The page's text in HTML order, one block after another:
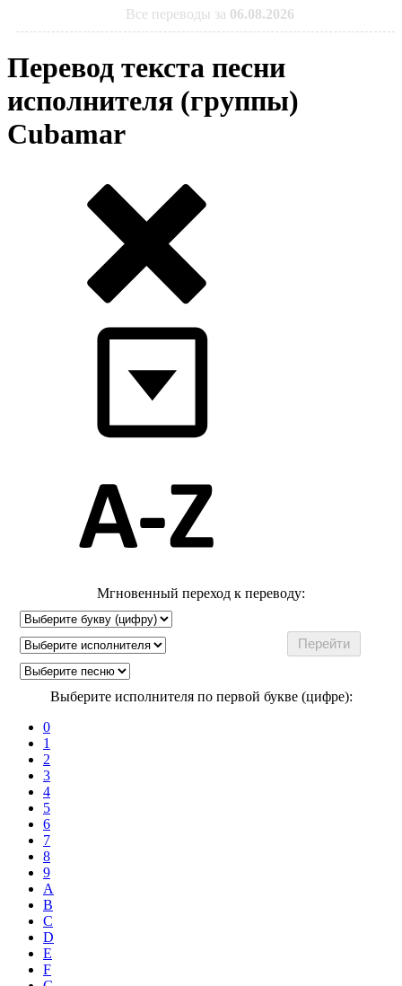
Все переводы за 06.08.2026
Перевод текста песни
исполнителя (группы)
Cubamar
Мгновенный переход к переводу:
Выберите исполнителя по первой букве (цифре):
0
1
2
3
4
5
6
7
8
9
A
B
C
D
E
F